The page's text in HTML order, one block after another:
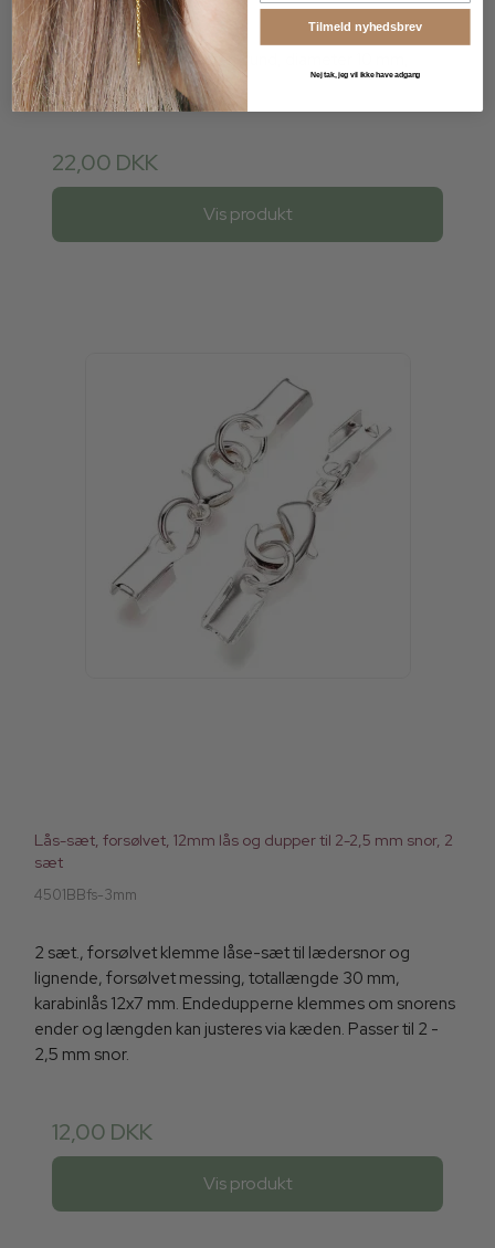
6 stk., perler af tigerøjesten, rund, diameter 10 mm,
huldiameter 1,2 mm
22,00 DKK
Vis produkt
Lås-sæt, forsølvet, 12mm lås og dupper til 2-2,5 mm snor, 2
sæt
4501BBfs-3mm
2 sæt., forsølvet klemme låse-sæt til lædersnor og
lignende, forsølvet messing, totallængde 30 mm,
karabinlås 12x7 mm. Endedupperne klemmes om snorens
ender og længden kan justeres via kæden. Passer til 2 -
2,5 mm snor.
12,00 DKK
Vis produkt
Tilmeld nyhedsbrev
Nej tak, jeg vil ikke have adgang